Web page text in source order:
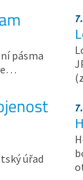
pásma
úřad